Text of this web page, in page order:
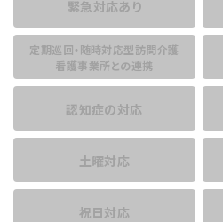
緊急対応あり
定期巡回・随時対応型訪問介護
看護事業所との連携
認知症の対応
土曜対応
祝日対応